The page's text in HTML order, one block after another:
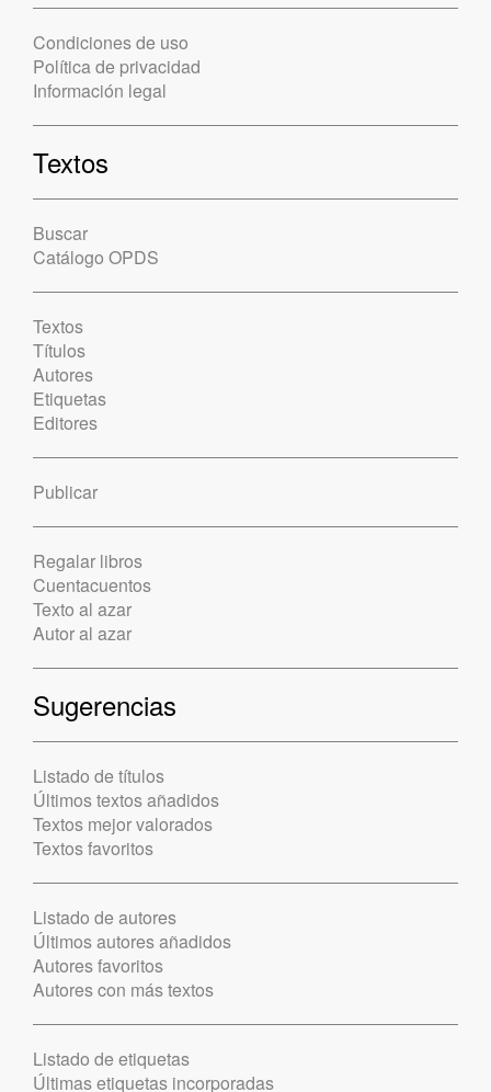
Condiciones de uso
Política de privacidad
Información legal
Textos
Buscar
Catálogo OPDS
Textos
Títulos
Autores
Etiquetas
Editores
Publicar
Regalar libros
Cuentacuentos
Texto al azar
Autor al azar
Sugerencias
Listado de títulos
Últimos textos añadidos
Textos mejor valorados
Textos favoritos
Listado de autores
Últimos autores añadidos
Autores favoritos
Autores con más textos
Listado de etiquetas
Últimas etiquetas incorporadas